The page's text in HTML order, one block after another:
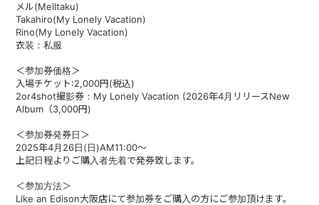
メル(Melltaku)
Takahiro(My Lonely Vacation)
Rino(My Lonely Vacation)
衣装：私服
＜参加券価格＞
入場チケット:2,000円(税込)
2or4shot撮影券：My Lonely Vacation (2026年4月リリースNew
Album（3,000円)
＜参加券発券日＞
2025年4月26日(日)AM11:00～
上記日程よりご購入者先着で発券致します。
＜参加方法＞
Like an Edison大阪店にて参加券をご購入の方にご参加頂けます。